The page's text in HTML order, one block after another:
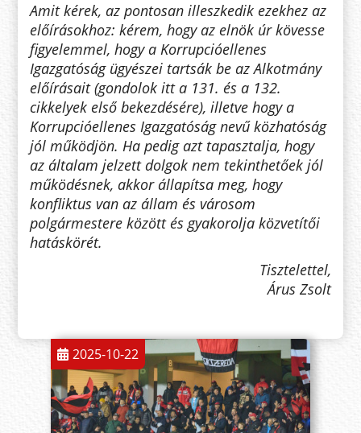
Amit kérek, az pontosan illeszkedik ezekhez az
előírásokhoz: kérem, hogy az elnök úr kövesse
figyelemmel, hogy a Korrupcióellenes
Igazgatóság ügyészei tartsák be az Alkotmány
előírásait (gondolok itt a 131. és a 132.
cikkelyek első bekezdésére), illetve hogy a
Korrupcióellenes Igazgatóság nevű közhatóság
jól működjön. Ha pedig azt tapasztalja, hogy
az általam jelzett dolgok nem tekinthetőek jól
működésnek, akkor állapítsa meg, hogy
konfliktus van az állam és városom
polgármestere között és gyakorolja közvetítői
hatáskörét.
Tisztelettel,
Árus Zsolt
2025-10-22